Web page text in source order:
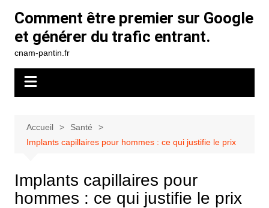
contenu
Comment être premier sur Google
et générer du trafic entrant.
cnam-pantin.fr
Accueil
Santé
Implants capillaires pour hommes : ce qui justifie le prix
Implants capillaires pour
hommes : ce qui justifie le prix